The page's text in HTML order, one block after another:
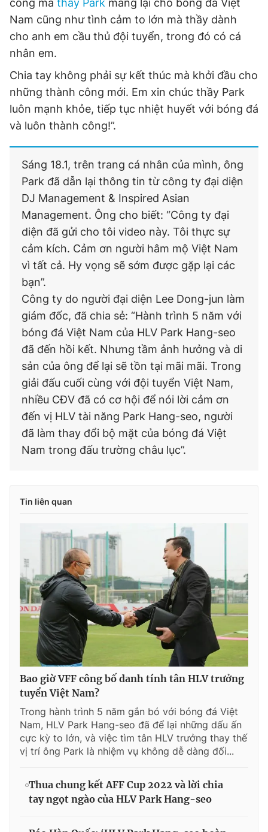
công mà thầy Park mang lại cho bóng đá Việt
Nam cũng như tình cảm to lớn mà thầy dành
cho anh em cầu thủ đội tuyển, trong đó có cá
nhân em.
Chia tay không phải sự kết thúc mà khởi đầu cho
những thành công mới. Em xin chúc thầy Park
luôn mạnh khỏe, tiếp tục nhiệt huyết với bóng đá
và luôn thành công!”.
Sáng 18.1, trên trang cá nhân của mình, ông
Park đã dẫn lại thông tin từ công ty đại diện
DJ Management & Inspired Asian
Management. Ông cho biết: “Công ty đại
diện đã gửi cho tôi video này. Tôi thực sự
cảm kích. Cảm ơn người hâm mộ Việt Nam
vì tất cả. Hy vọng sẽ sớm được gặp lại các
bạn”.
Công ty do người đại diện Lee Dong-jun làm
giám đốc, đã chia sẻ: “Hành trình 5 năm với
bóng đá Việt Nam của HLV Park Hang-seo
đã đến hồi kết. Nhưng tầm ảnh hưởng và di
sản của ông để lại sẽ tồn tại mãi mãi. Trong
giải đấu cuối cùng với đội tuyển Việt Nam,
nhiều CĐV đã có cơ hội để nói lời cảm ơn
đến vị HLV tài năng Park Hang-seo, người
đã làm thay đổi bộ mặt của bóng đá Việt
Nam trong đấu trường châu lục”.
Tin liên quan
Bao giờ VFF công bố danh tính tân HLV trưởng
tuyển Việt Nam?
Trong hành trình 5 năm gắn bó với bóng đá Việt
Nam, HLV Park Hang-seo đã để lại những dấu ấn
cực kỳ to lớn, và việc tìm tân HLV trưởng thay thế
vị trí ông Park là nhiệm vụ không dễ dàng đối...
Thua chung kết AFF Cup 2022 và lời chia
tay ngọt ngào của HLV Park Hang-seo